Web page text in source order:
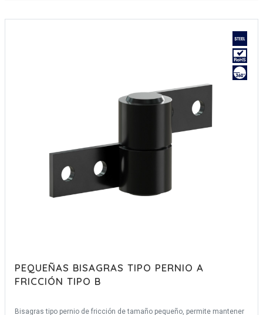
PEQUEÑAS BISAGRAS TIPO PERNIO A
FRICCIÓN TIPO B
Bisagras tipo pernio de fricción de tamaño pequeño, permite mantener